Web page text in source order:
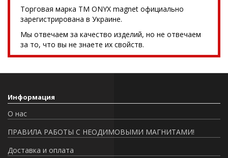
Торговая марка TM ONYX magnet официально
зарегистрирована в Украине.
Мы отвечаем за качество изделий, но не отвечаем
за то, что вы не знаете их свойств.
Информация
О нас
ПРАВИЛА РАБОТЫ С НЕОДИМОВЫМИ МАГНИТАМИ!
Доставка и оплата